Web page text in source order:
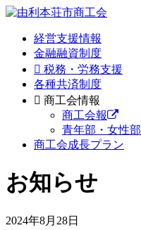
経営支援情報
金融融資制度
税務・労務支援
各種共済制度
商工会情報
商工会報
青年部・女性部
商工会成長プラン
お知らせ
2024年8月28日